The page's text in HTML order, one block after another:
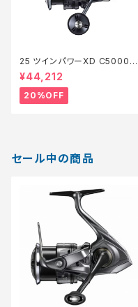
25 ツインパワーXD C5000XG
【特価リール】【20】
¥44,212
20%OFF
セール中の商品